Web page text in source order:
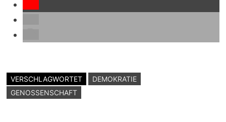
VERSCHLAGWORTET
DEMOKRATIE
GENOSSENSCHAFT